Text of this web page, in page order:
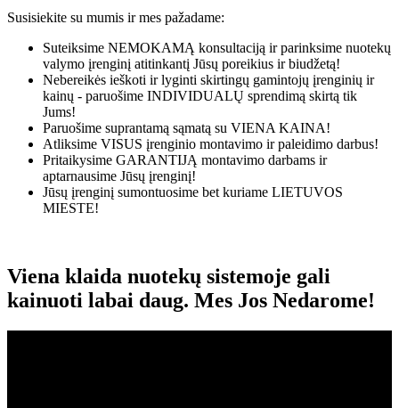
Susisiekite su mumis ir mes pažadame:
Suteiksime NEMOKAMĄ konsultaciją ir parinksime nuotekų
valymo įrenginį atitinkantį Jūsų poreikius ir biudžetą!
Nebereikės ieškoti ir lyginti skirtingų gamintojų įrenginių ir
kainų - paruošime INDIVIDUALŲ sprendimą skirtą tik
Jums!
Paruošime suprantamą sąmatą su VIENA KAINA!
Atliksime VISUS įrenginio montavimo ir paleidimo darbus!
Pritaikysime GARANTIJĄ montavimo darbams ir
aptarnausime Jūsų įrenginį!
Jūsų įrenginį sumontuosime bet kuriame LIETUVOS
MIESTE!
Viena klaida nuotekų sistemoje gali
kainuoti labai daug. Mes Jos Nedarome!